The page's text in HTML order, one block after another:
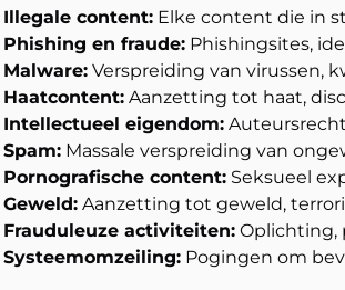
Illegale content: Elke content die in
Phishing en fraude: Phishingsites,
Malware: Verspreiding van virussen,
Haatcontent: Aanzetting tot haat,
Intellectueel eigendom:
Spam: Massale verspreiding van
Pornografische content: Seksueel
Geweld: Aanzetting tot geweld,
Frauduleuze activiteiten: Oplichting,
Systeemomzeiling: Pogingen om